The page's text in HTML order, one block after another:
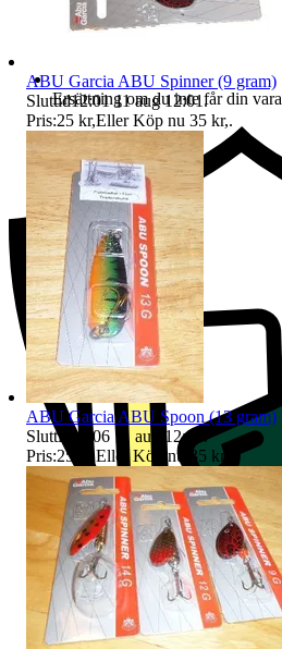
Ersättning om du inte får din vara
ABU Garcia ABU Spinner (9 gram)
Sluttid12:01 11 aug 12:01.
Pris:25 kr,Eller Köp nu 35 kr,.
ABU Garcia ABU Spoon (13 gram)
Sluttid
12:06 11 aug 12:06
.
Pris:25 kr ,Eller Köp nu 35 kr